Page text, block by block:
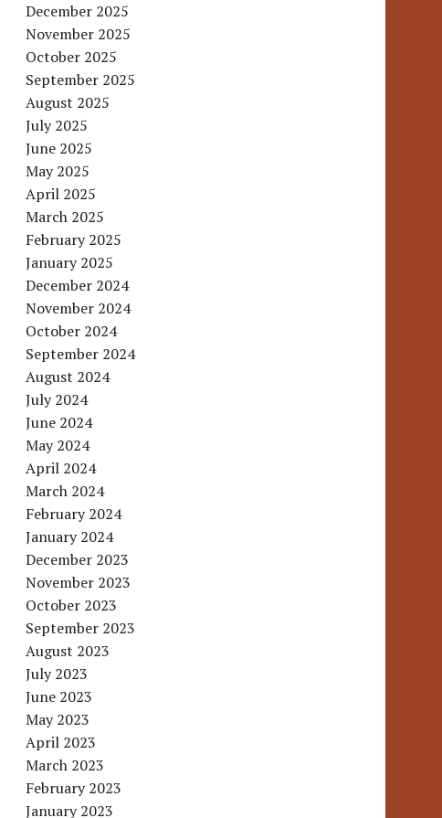
December 2025
November 2025
October 2025
September 2025
August 2025
July 2025
June 2025
May 2025
April 2025
March 2025
February 2025
January 2025
December 2024
November 2024
October 2024
September 2024
August 2024
July 2024
June 2024
May 2024
April 2024
March 2024
February 2024
January 2024
December 2023
November 2023
October 2023
September 2023
August 2023
July 2023
June 2023
May 2023
April 2023
March 2023
February 2023
January 2023